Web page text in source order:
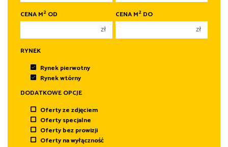
CENA M2 OD
zł
CENA M2 DO
zł
RYNEK
Rynek pierwotny
Rynek wtórny
DODATKOWE OPCJE
Oferty ze zdjęciem
Oferty specjalne
Oferty bez prowizji
Oferty na wyłączność